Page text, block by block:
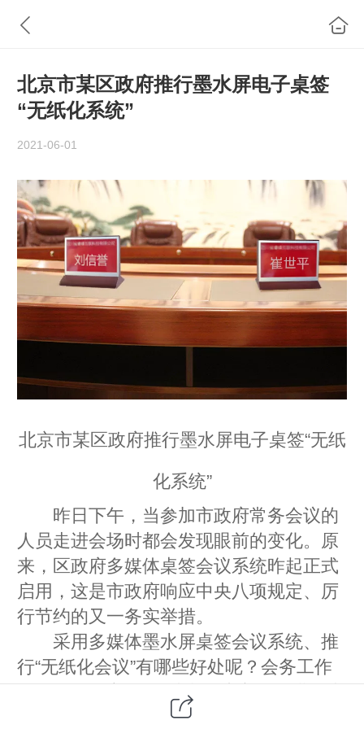
北京市某区政府推行墨水屏电子桌签
“无纸化系统”
2021-06-01
北京市某区政府推行墨水屏电子桌签“无纸
化系统”
昨日下午，当参加市政府常务会议的
人员走进会场时都会发现眼前的变化。原
来，区政府多媒体桌签会议系统昨起正式
启用，这是市政府响应中央八项规定、厉
行节约的又一务实举措。
采用多媒体墨水屏桌签会议系统、推
行“无纸化会议”有哪些好处呢？会务工作
人员最有发言权：“过去会议之前要进行大
量准备、协调工作，联系资料、印刷分订